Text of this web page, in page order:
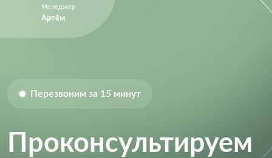
Менеджер
Артём
Перезвоним за 15 минут
Проконсультируем